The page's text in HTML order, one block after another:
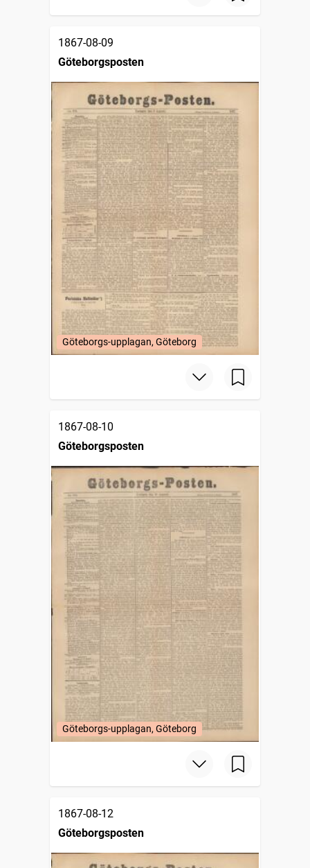
1867-08-09
Göteborgsposten
Göteborgs-upplagan, Göteborg
1867-08-10
Göteborgsposten
Göteborgs-upplagan, Göteborg
1867-08-12
Göteborgsposten